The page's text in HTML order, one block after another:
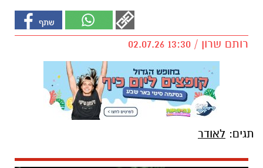
רותם שרון / 13:30 02.07.26
תגים: לאודר